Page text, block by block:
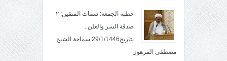
خطبة الجمعة: سمات المتقين: ٢-
صدقة السر والعلن..
بتاريخ29/1/1446.سماحة الشيخ
مصطفى المرهون